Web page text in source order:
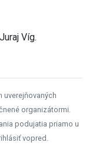
Víg.
uverejňovaných
organizátormi.
podujatia priamo u
vopred.